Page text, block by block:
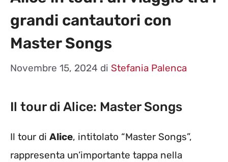
grandi cantautori con
Master Songs
Novembre 15, 2024 di Stefania Palenca
Il tour di Alice: Master Songs
Il tour di Alice, intitolato “Master Songs”,
rappresenta un’importante tappa nella